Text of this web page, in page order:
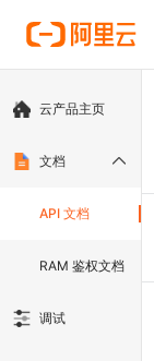
云产品主页
文档
API 文档
RAM 鉴权文档
调试